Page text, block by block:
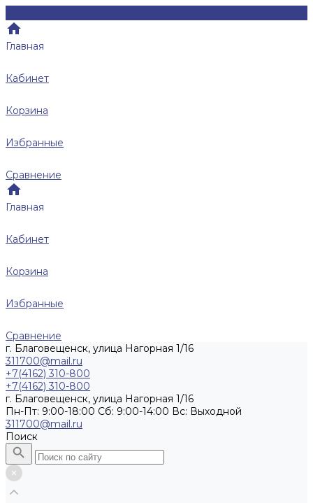
Главная
Кабинет
Корзина
Избранные
Сравнение
Главная
Кабинет
Корзина
Избранные
Сравнение
г. Благовещенск, улица Нагорная 1/16
311700@mail.ru
+7(4162) 310-800
+7(4162) 310-800
г. Благовещенск, улица Нагорная 1/16
Пн-Пт: 9:00-18:00 Cб: 9:00-14:00 Вс: Выходной
311700@mail.ru
Поиск